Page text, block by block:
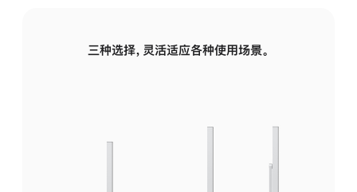
三种选择，灵活适应各种使用场景。